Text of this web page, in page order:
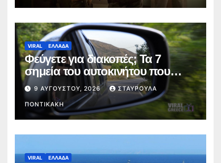
VIRAL ΕΛΛΑΔΑ
Φεύγετε για διακοπές; Τα 7
σημεία του αυτοκινήτου που
πρέπει να ελέγξετε πριν από το
ταξίδι
9 ΑΥΓΟΎΣΤΟΥ, 2026 ΣΤΑΥΡΟΎΛΑ
ΠΟΝΤΙΚΆΚΗ
VIRAL ΕΛΛΑΔΑ